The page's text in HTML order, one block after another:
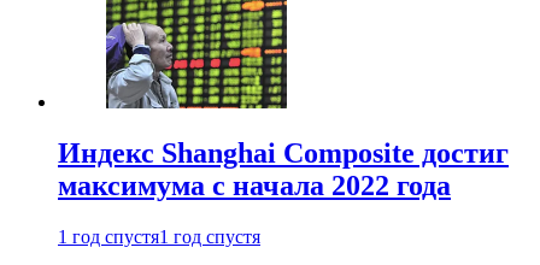
Индекс Shanghai Composite достиг
максимума с начала 2022 года
1 год спустя1 год спустя